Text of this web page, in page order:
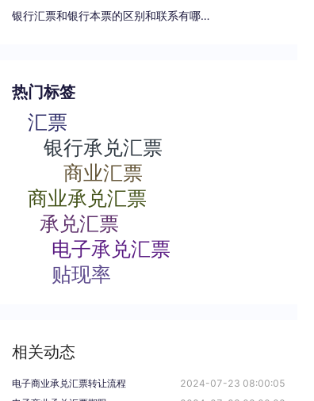
银行汇票和银行本票的区别和联系有哪些（一文读懂支票、本票和汇票的区别）
热门标签
汇票
银行承兑汇票
商业汇票
商业承兑汇票
承兑汇票
电子承兑汇票
贴现率
相关动态
电子商业承兑汇票转让流程
2024-07-23 08:00:05